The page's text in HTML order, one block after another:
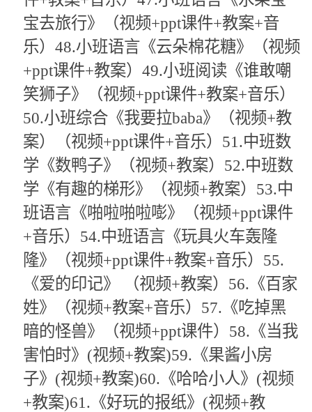
宝去旅行》（视频+ppt课件+教案+音
乐）48.小班语言《云朵棉花糖》（视频
+ppt课件+教案）49.小班阅读《谁敢嘲
笑狮子》（视频+ppt课件+教案+音乐）
50.小班综合《我要拉baba》（视频+教
案）（视频+ppt课件+音乐）51.中班数
学《数鸭子》（视频+教案）52.中班数
学《有趣的梯形》（视频+教案）53.中
班语言《啪啦啪啦嘭》（视频+ppt课件
+音乐）54.中班语言《玩具火车轰隆
隆》（视频+ppt课件+教案+音乐）55.
《爱的印记》 （视频+教案）56.《百家
姓》（视频+教案+音乐）57.《吃掉黑
暗的怪兽》（视频+ppt课件）58.《当我
害怕时》(视频+教案)59.《果酱小房
子》(视频+教案)60.《哈哈小人》(视频
+教案)61.《好玩的报纸》(视频+教